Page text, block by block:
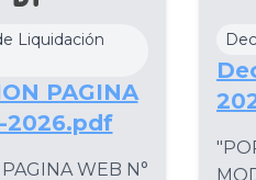
Liquidación
PAGINA
2026.pdf
WEB N°